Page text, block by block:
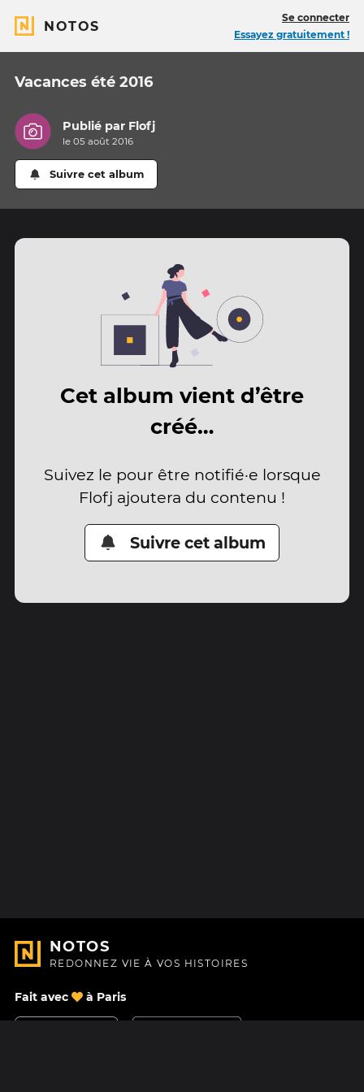
NOTOS
Se connecter
Essayez gratuitement !
Vacances été 2016
Publié par Flofj
le 05 août 2016
Suivre cet album
Cet album vient d’être
créé…
Suivez le pour être notifié·e lorsque
Flofj ajoutera du contenu !
Suivre cet album
NOTOS
REDONNEZ VIE À VOS HISTOIRES
Fait avec à Paris